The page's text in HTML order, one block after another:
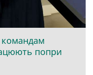
командам
попри